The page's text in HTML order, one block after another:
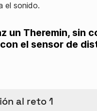
el sonido.
un Theremin, sin
el sensor de
al reto 1